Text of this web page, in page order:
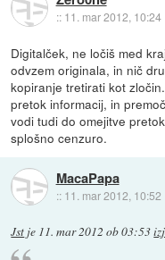
:: 11. mar 2012, 10:24
Digitalček, ne ločiš med
odvzem originala, in nič
kopiranje tretirati kot
pretok informacij, in
vodi tudi do omejitve
splošno cenzuro.
MacaPapa
:: 11. mar 2012, 10:52
Jst je 11. mar 2012 ob 03:53